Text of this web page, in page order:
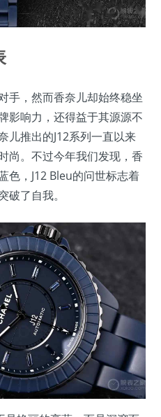
手，然而香奈儿却始终稳坐
影响力，还得益于其源源不
儿推出的J12系列一直以来
尚。不过今年我们发现，香
，J12 Bleu的问世标志着
了自我。